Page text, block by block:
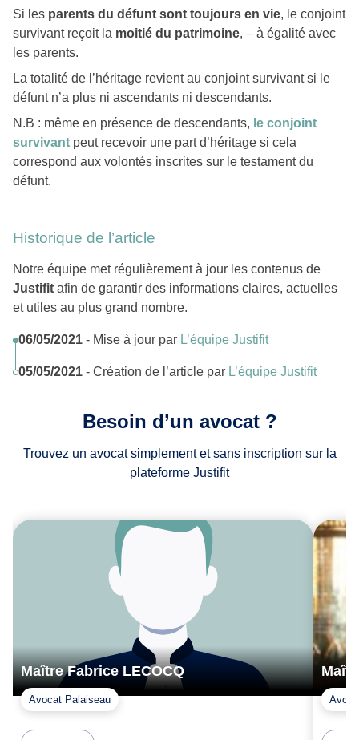
Si les parents du défunt sont toujours en vie, le conjoint
survivant reçoit la moitié du patrimoine, – à égalité avec
les parents.
La totalité de l’héritage revient au conjoint survivant si le
défunt n’a plus ni ascendants ni descendants.
N.B : même en présence de descendants, le conjoint
survivant peut recevoir une part d’héritage si cela
correspond aux volontés inscrites sur le testament du
défunt.
Historique de l’article
Notre équipe met régulièrement à jour les contenus de
Justifit afin de garantir des informations claires, actuelles
et utiles au plus grand nombre.
06/05/2021 - Mise à jour par L’équipe Justifit
05/05/2021 - Création de l’article par L’équipe Justifit
Besoin d’un avocat ?
Trouvez un avocat simplement et sans inscription sur la
plateforme Justifit
Maître Fabrice LECOCQ
Avocat Palaiseau